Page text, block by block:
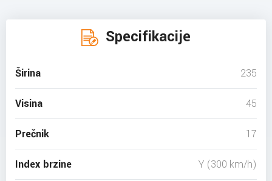
Specifikacije
Širina 235
Visina 45
Prečnik 17
Index brzine Y (300 km/h)